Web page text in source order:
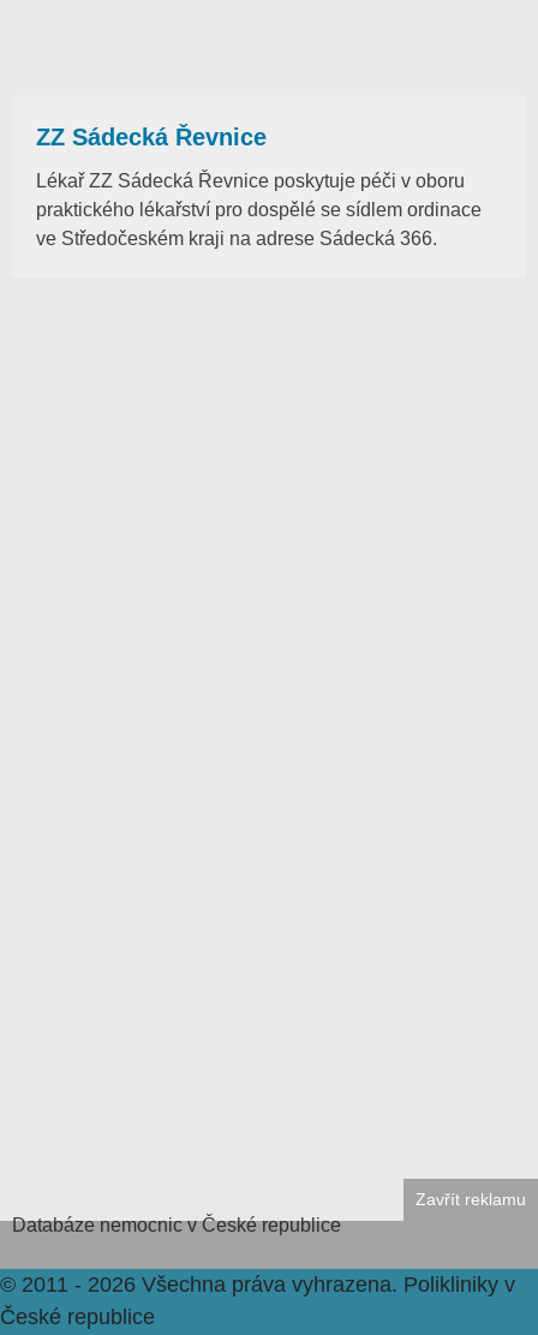
ZZ Sádecká Řevnice
Lékař ZZ Sádecká Řevnice poskytuje péči v oboru
praktického lékařství pro dospělé se sídlem ordinace
ve Středočeském kraji na adrese Sádecká 366.
Databázenemocnic v České republice
Zavřít reklamu
© 2011 - 2026 Všechna práva vyhrazena. Polikliniky v
České republice